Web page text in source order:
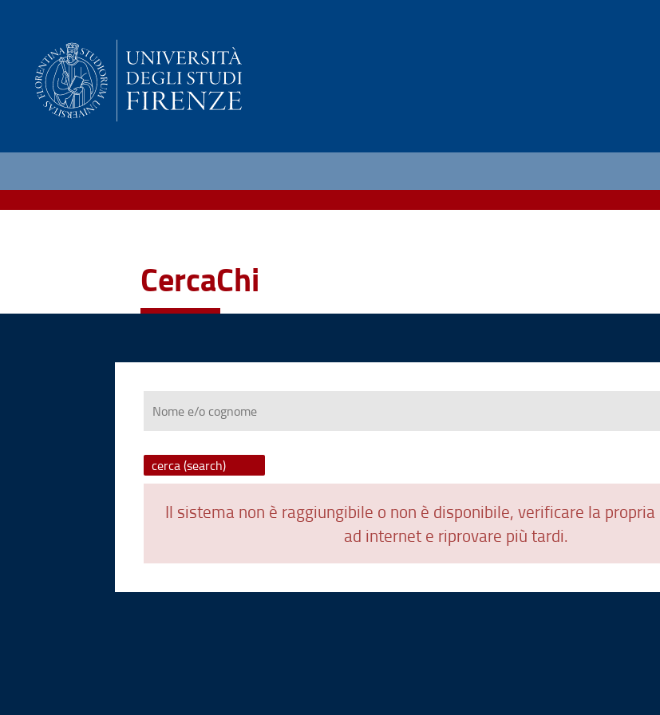
CercaChi
Nome
cognome
Il sistema non è raggiungibile o non è disponibile, verificare la propria
ad internet e riprovare più tardi.